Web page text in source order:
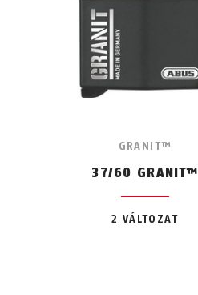
GRANIT™
37/60 GRANIT™
2 VÁLTOZAT